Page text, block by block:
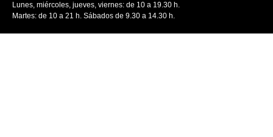
Lunes, miércoles, jueves, viernes: de 10 a 19.30 h.
Martes: de 10 a 21 h. Sábados de 9.30 a 14.30 h.